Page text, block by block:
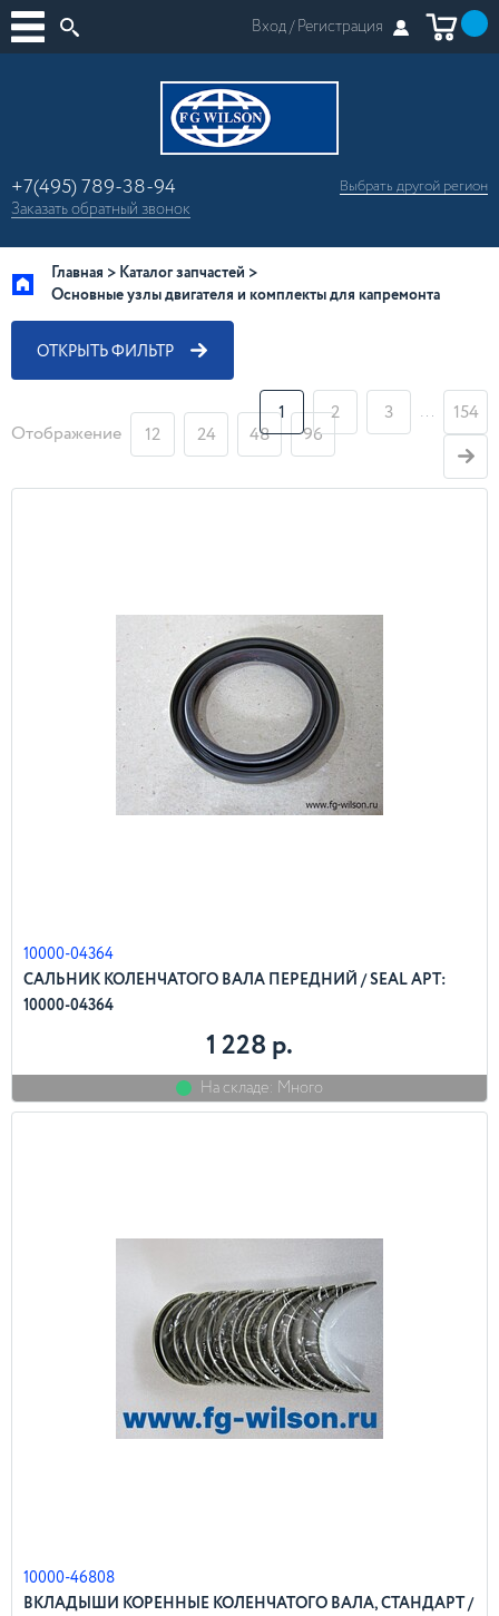
Вход /Регистрация
+7(495) 789-38-94
Заказатьобратный звонок
Выбрать другой регион
Главная
Каталог запчастей
Основные узлы двигателя и комплекты для капремонта
ОТКРЫТЬ ФИЛЬТР
Отображение 12 24 48 96
1 2 3 … 154
10000-04364
САЛЬНИК КОЛЕНЧАТОГО ВАЛА ПЕРЕДНИЙ / SEAL АРТ:
10000-04364
1 228 р.
На складе: Много
10000-46808
ВКЛАДЫШИ КОРЕННЫЕ КОЛЕНЧАТОГО ВАЛА, СТАНДАРТ /